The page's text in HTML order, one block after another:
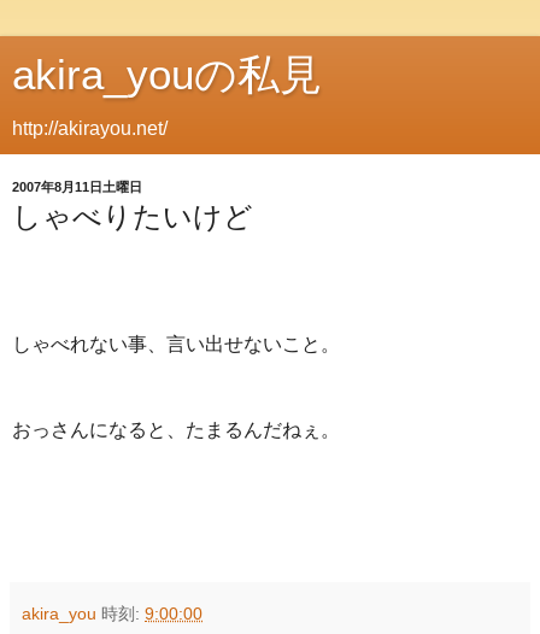
akira_youの私見
http://akirayou.net/
2007年8月11日土曜日
しゃべりたいけど
しゃべれない事、言い出せないこと。
おっさんになると、たまるんだねぇ。
akira_you 時刻: 9:00:00